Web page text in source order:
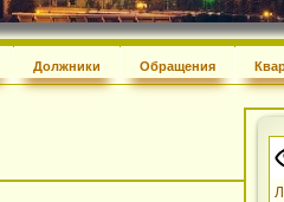
Должники Обращения